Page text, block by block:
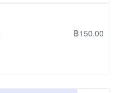
฿150.00